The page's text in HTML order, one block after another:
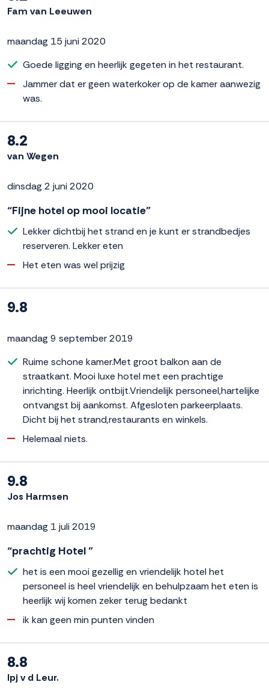
Fam van Leeuwen
maandag 15 juni 2020
Goede ligging en heerlijk gegeten in het restaurant.
Jammer dat er geen waterkoker op de kamer aanwezig
was.
8.2
van Wegen
dinsdag 2 juni 2020
“Fijne hotel op mooi locatie”
Lekker dichtbij het strand en je kunt er strandbedjes
reserveren. Lekker eten
Het eten was wel prijzig
9.8
maandag 9 september 2019
Ruime schone kamer.Met groot balkon aan de
straatkant. Mooi luxe hotel met een prachtige
inrichting. Heerlijk ontbijt.Vriendelijk personeel,hartelijke
ontvangst bij aankomst. Afgesloten parkeerplaats.
Dicht bij het strand,restaurants en winkels.
Helemaal niets.
9.8
Jos Harmsen
maandag 1 juli 2019
“prachtig Hotel ”
het is een mooi gezellig en vriendelijk hotel het
personeel is heel vriendelijk en behulpzaam het eten is
heerlijk wij komen zeker terug bedankt
ik kan geen min punten vinden
8.8
lpj v d Leur.